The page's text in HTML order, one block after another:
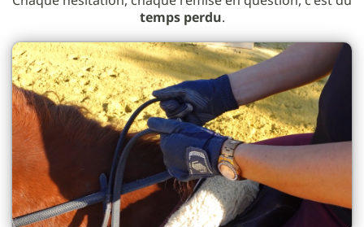
temps perdu.